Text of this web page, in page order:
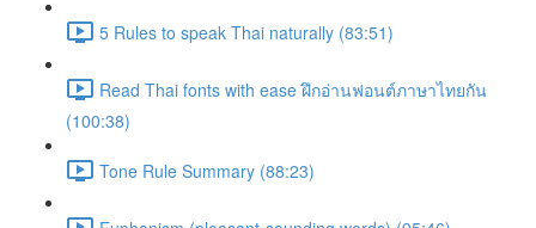
5 Rules to speak Thai naturally (83:51)
Read Thai fonts with ease ฝึกอ่านฟอนต์ภาษาไทยกัน
(100:38)
Tone Rule Summary (88:23)